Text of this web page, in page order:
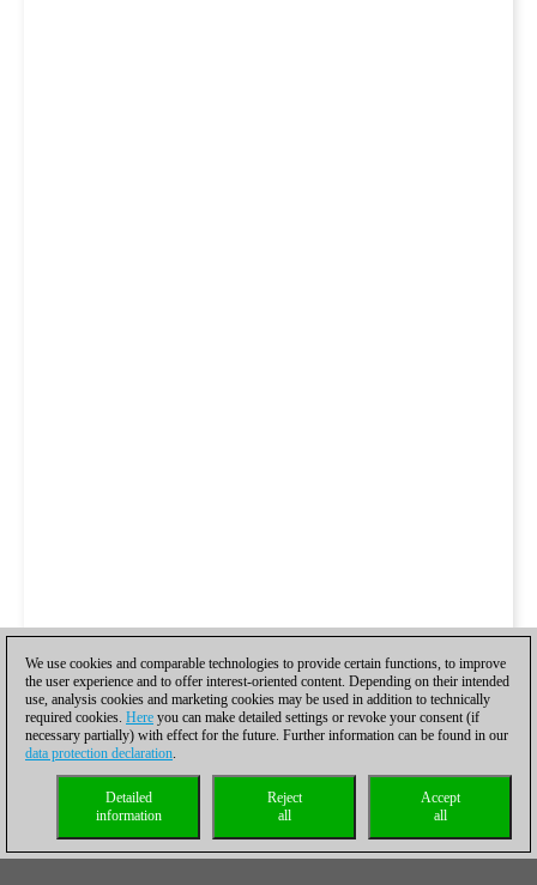
We use cookies and comparable technologies to provide certain functions, to improve
the user experience and to offer interest-oriented content. Depending on their intended
use, analysis cookies and marketing cookies may be used in addition to technically
required cookies. Here you can make detailed settings or revoke your consent (if
necessary partially) with effect for the future. Further information can be found in our
data protection declaration.
Accept
all
Reject
all
Detailed
information